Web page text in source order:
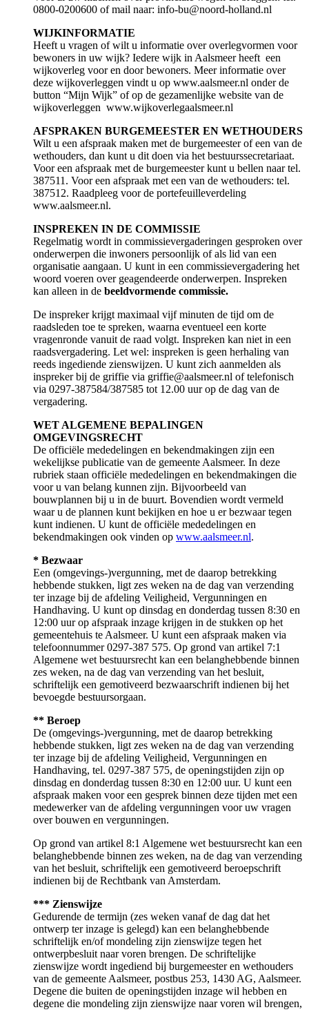
0800-0200600 of mail naar: info-bu@noord-holland.nl
WIJKINFORMATIE
Heeft u vragen of wilt u informatie over overlegvormen voor
bewoners in uw wijk? Iedere wijk in Aalsmeer heeft een
wijkoverleg voor en door bewoners. Meer informatie over
deze wijkoverleggen vindt u op www.aalsmeer.nl onder de
button “Mijn Wijk” of op de gezamenlijke website van de
wijkoverleggen www.wijkoverlegaalsmeer.nl
AFSPRAKEN BURGEMEESTER EN WETHOUDERS
Wilt u een afspraak maken met de burgemeester of een van de
wethouders, dan kunt u dit doen via het bestuurssecretariaat.
Voor een afspraak met de burgemeester kunt u bellen naar tel.
387511. Voor een afspraak met een van de wethouders: tel.
387512. Raadpleeg voor de portefeuilleverdeling
www.aalsmeer.nl.
INSPREKEN IN DE COMMISSIE
Regelmatig wordt in commissievergaderingen gesproken over
onderwerpen die inwoners persoonlijk of als lid van een
organisatie aangaan. U kunt in een commissievergadering het
woord voeren over geagendeerde onderwerpen. Inspreken
kan alleen in de beeldvormende commissie.
De inspreker krijgt maximaal vijf minuten de tijd om de
raadsleden toe te spreken, waarna eventueel een korte
vragenronde vanuit de raad volgt. Inspreken kan niet in een
raadsvergadering. Let wel: inspreken is geen herhaling van
reeds ingediende zienswijzen. U kunt zich aanmelden als
inspreker bij de griffie via griffie@aalsmeer.nl of telefonisch
via 0297-387584/387585 tot 12.00 uur op de dag van de
vergadering.
WET ALGEMENE BEPALINGEN
OMGEVINGSRECHT
De officiële mededelingen en bekendmakingen zijn een
wekelijkse publicatie van de gemeente Aalsmeer. In deze
rubriek staan officiële mededelingen en bekendmakingen die
voor u van belang kunnen zijn. Bijvoorbeeld van
bouwplannen bij u in de buurt. Bovendien wordt vermeld
waar u de plannen kunt bekijken en hoe u er bezwaar tegen
kunt indienen. U kunt de officiële mededelingen en
bekendmakingen ook vinden op www.aalsmeer.nl.
* Bezwaar
Een (omgevings-)vergunning, met de daarop betrekking
hebbende stukken, ligt zes weken na de dag van verzending
ter inzage bij de afdeling Veiligheid, Vergunningen en
Handhaving. U kunt op dinsdag en donderdag tussen 8:30 en
12:00 uur op afspraak inzage krijgen in de stukken op het
gemeentehuis te Aalsmeer. U kunt een afspraak maken via
telefoonnummer 0297-387 575. Op grond van artikel 7:1
Algemene wet bestuursrecht kan een belanghebbende binnen
zes weken, na de dag van verzending van het besluit,
schriftelijk een gemotiveerd bezwaarschrift indienen bij het
bevoegde bestuursorgaan.
** Beroep
De (omgevings-)vergunning, met de daarop betrekking
hebbende stukken, ligt zes weken na de dag van verzending
ter inzage bij de afdeling Veiligheid, Vergunningen en
Handhaving, tel. 0297-387 575, de openingstijden zijn op
dinsdag en donderdag tussen 8:30 en 12:00 uur. U kunt een
afspraak maken voor een gesprek binnen deze tijden met een
medewerker van de afdeling vergunningen voor uw vragen
over bouwen en vergunningen.
Op grond van artikel 8:1 Algemene wet bestuursrecht kan een
belanghebbende binnen zes weken, na de dag van verzending
van het besluit, schriftelijk een gemotiveerd beroepschrift
indienen bij de Rechtbank van Amsterdam.
*** Zienswijze
Gedurende de termijn (zes weken vanaf de dag dat het
ontwerp ter inzage is gelegd) kan een belanghebbende
schriftelijk en/of mondeling zijn zienswijze tegen het
ontwerpbesluit naar voren brengen. De schriftelijke
zienswijze wordt ingediend bij burgemeester en wethouders
van de gemeente Aalsmeer, postbus 253, 1430 AG, Aalsmeer.
Degene die buiten de openingstijden inzage wil hebben en
degene die mondeling zijn zienswijze naar voren wil brengen,